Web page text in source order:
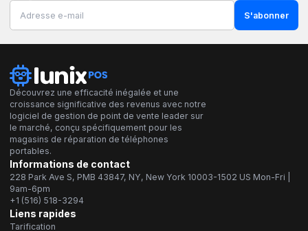
S'abonner
Découvrez une efficacité inégalée et une
croissance significative des revenus avec notre
logiciel de gestion de point de vente leader sur
le marché, conçu spécifiquement pour les
magasins de réparation de téléphones
portables.
Informations de contact
228 Park Ave S, PMB 43847, NY, New York 10003-1502 US Mon-Fri |
9am-6pm
+1 (516) 518-3294
Liens rapides
Tarification